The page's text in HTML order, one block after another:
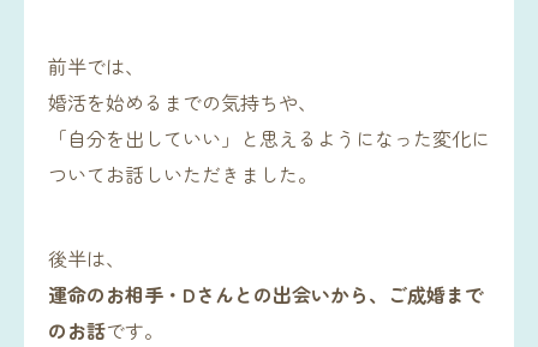
前半では、
婚活を始めるまでの気持ちや、
「自分を出していい」と思えるようになった変化に
ついてお話しいただきました。
後半は、
運命のお相手・Dさんとの出会いから、ご成婚まで
のお話です。